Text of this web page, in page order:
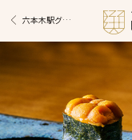
六本木駅グルメ